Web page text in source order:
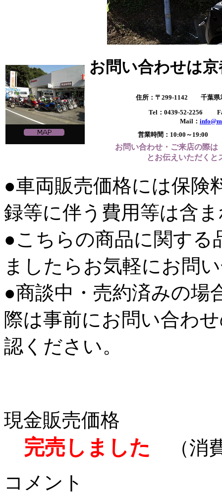
お問い合わせは
住所：〒299-1142 千葉県
Tel：0439-52-2256
Mail：
営業時間：10:00～19:00
お問い合わせ・ご来店の際は
とお伝えいただくと
●車両販売価格には保険
録等に伴う費用等は含
●こちらの商品に関する
ましたらお気軽にお問
●商談中・売約済みの場
際は事前にお問い合わ
認ください。
現金販売価格
完売しました （消
コメント